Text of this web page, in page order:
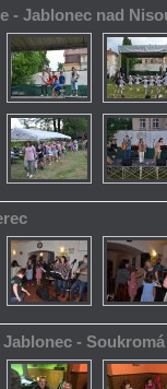
- Jablonec nad
Jablonec -